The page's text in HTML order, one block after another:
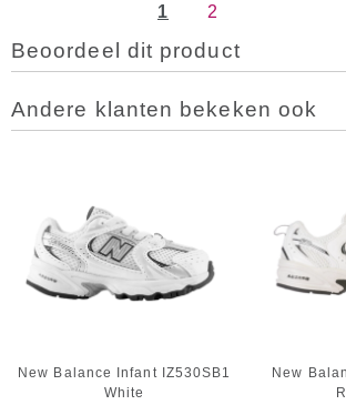
1 2
Beoordeel dit product
Andere klanten bekeken ook
New Balance Infant IZ530SB1
White
New